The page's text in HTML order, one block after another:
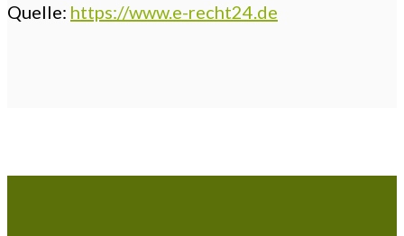
Quelle: https://www.e-recht24.de